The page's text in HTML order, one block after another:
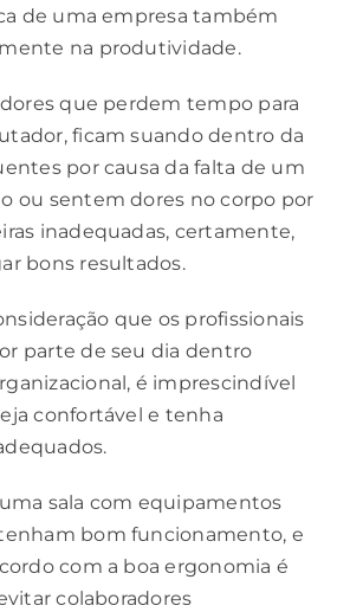
de uma empresa também
na produtividade.
que perdem tempo para
ficam suando dentro da
por causa da falta de um
ou sentem dores no corpo por
inadequadas, certamente,
bons resultados.
que os profissionais
parte de seu dia dentro
, é imprescindível
confortável e tenha
sala com equipamentos
bom funcionamento, e
com a boaergonomia é
colaboradores